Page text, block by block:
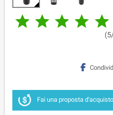
    
Fai una proposta d'acquisto